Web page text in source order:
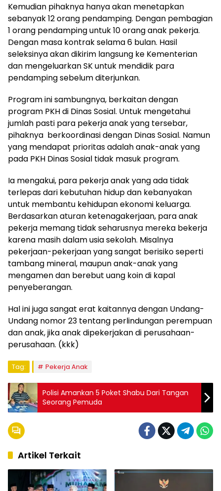
Kemudian pihaknya hanya akan menetapkan
sebanyak 12 orang pendamping. Dengan pembagian
1 orang pendamping untuk 10 orang anak pekerja.
Dengan masa kontrak selama 6 bulan. Hasil
seleksinya akan dikirim langsung ke Kementerian
dan mengeluarkan SK untuk mendidik para
pendamping sebelum diterjunkan.
Program ini sambungnya, berkaitan dengan
program PKH di Dinas Sosial. Untuk mengetahui
jumlah pasti para pekerja anak yang tersebar,
pihaknya berkoordinasi dengan Dinas Sosial. Namun
yang mendapat prioritas adalah anak-anak yang
pada PKH Dinas Sosial tidak masuk program.
Ia mengakui, para pekerja anak yang ada tidak
terlepas dari kebutuhan hidup dan kebanyakan
untuk membantu kehidupan ekonomi keluarga.
Berdasarkan aturan ketenagakerjaan, para anak
pekerja memang tidak seharusnya mereka bekerja
karena masih dalam usia sekolah. Misalnya
pekerjaan-pekerjaan yang sangat berisiko seperti
tambang mineral, maupun anak-anak yang
mengamen dan berebut uang koin di kapal
penyeberangan.
Hal ini juga sangat erat kaitannya dengan Undang-
Undang nomor 23 tentang perlindungan perempuan
dan anak, jika anak dipekerjakan di perusahaan-
perusahaan. (kkk)
Tag: Pekerja Anak
Polisi Amankan 5 Poket Shabu Dari Tangan
Seorang Pemuda
Artikel Terkait